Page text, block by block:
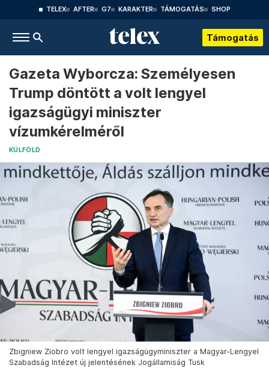
TELEX AFTER G7 KARAKTER TÁMOGATÁS SHOP
Támogatás
Gazeta Wyborcza: Személyesen
Trump döntött a volt lengyel
igazságügyi miniszter
vízumkérelméről
KÜLFÖLD
Zbigniew Ziobro volt lengyel igazságügyminiszter a Magyar-Lengyel
Szabadság Intézet új jelentésének Jogállamiság Tusk